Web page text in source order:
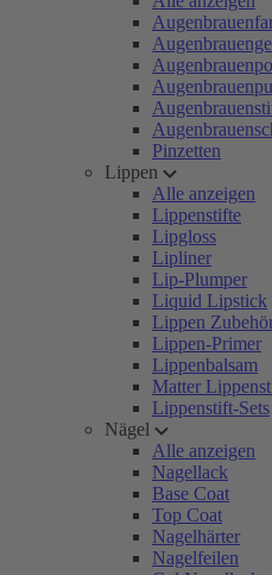
Pinzetten
Lippen
Alle anzeigen
Lippenstifte
Lipgloss
Lipliner
Lip-Plumper
Liquid Lipstick
Lippen
Lippen-Primer
Lippenbalsam
Matter
Lippenstift-Sets
Nägel
Alle anzeigen
Nagellack
Base Coat
Top Coat
Nagelhärter
Nagelfeilen